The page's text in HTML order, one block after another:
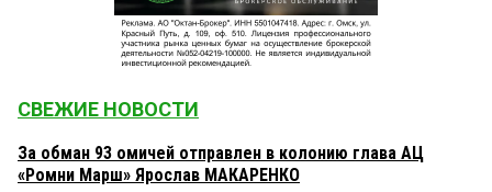
СВЕЖИЕ НОВОСТИ
За обман 93 омичей отправлен в колонию глава АЦ
«Ромни Марш» Ярослав МАКАРЕНКО